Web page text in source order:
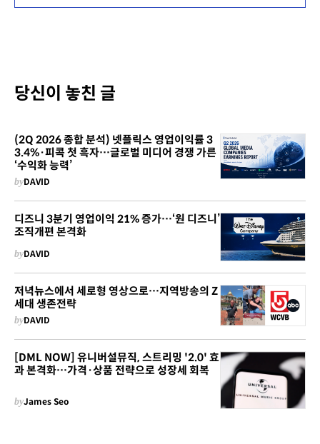
당신이 놓친 글
(2Q 2026 종합 분석) 넷플릭스 영업이익률 3
3.4%·피콕 첫 흑자…글로벌 미디어 경쟁 가른
‘수익화 능력’
byDAVID
디즈니 3분기 영업이익 21% 증가…‘원 디즈니’
조직개편 본격화
byDAVID
저녁뉴스에서 세로형 영상으로…지역방송의 Z
세대 생존전략
byDAVID
[DML NOW] 유니버설뮤직, 스트리밍 '2.0' 효
과 본격화…가격·상품 전략으로 성장세 회복
byJames Seo